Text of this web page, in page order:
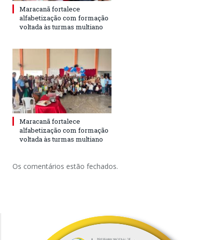
Maracanã fortalece
alfabetização com formação
voltada às turmas multiano
Maracanã fortalece
alfabetização com formação
voltada às turmas multiano
Os comentários estão fechados.